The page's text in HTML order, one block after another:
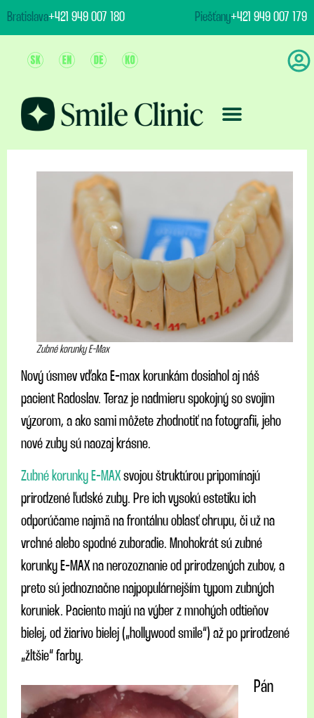
content
Bratislava+421 949 007 180 Piešťany+421 949 007 179
Zubné korunky E-Max
Nový úsmev vďaka E-max korunkám dosiahol aj náš
pacient Radoslav. Teraz je nadmieru spokojný so svojim
výzorom, a ako sami môžete zhodnotiť na fotografii, jeho
nové zuby sú naozaj krásne.
Zubné korunky E-MAX svojou štruktúrou pripomínajú
prirodzené ľudské zuby. Pre ich vysokú estetiku ich
odporúčame najmä na frontálnu oblasť chrupu, či už na
vrchné alebo spodné zuboradie. Mnohokrát sú zubné
korunky E-MAX na nerozoznanie od prirodzených zubov, a
preto sú jednoznačne najpopulárnejším typom zubných
koruniek. Paciento majú na výber z mnohých odtieňov
bielej, od žiarivo bielej („hollywood smile“) až po prirodzené
„žltšie“ farby.
Pán